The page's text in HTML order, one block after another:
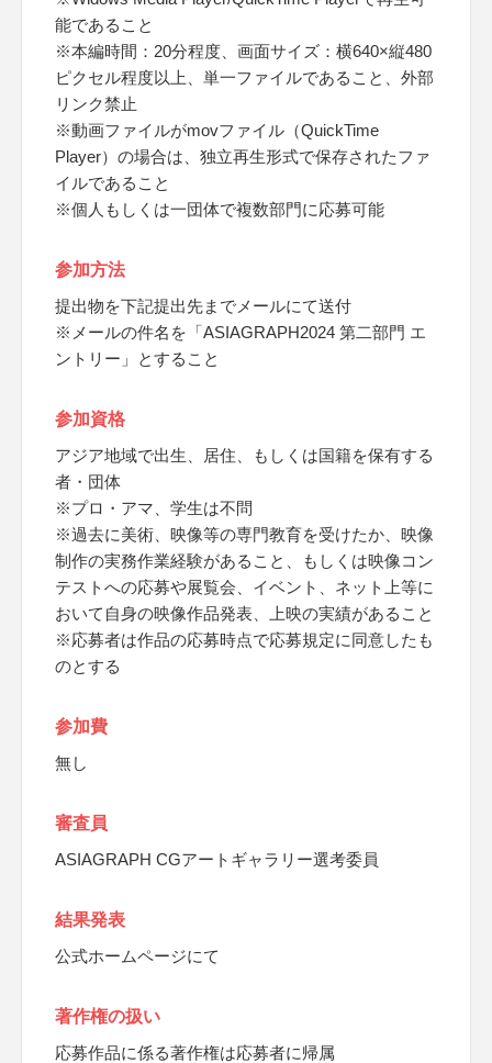
能であること
※本編時間：20分程度、画面サイズ：横640×縦480
ピクセル程度以上、単一ファイルであること、外部
リンク禁止
※動画ファイルがmovファイル（QuickTime
Player）の場合は、独立再生形式で保存されたファ
イルであること
※個人もしくは一団体で複数部門に応募可能
参加方法
提出物を下記提出先までメールにて送付
※メールの件名を「ASIAGRAPH2024 第二部門 エ
ントリー」とすること
参加資格
アジア地域で出生、居住、もしくは国籍を保有する
者・団体
※プロ・アマ、学生は不問
※過去に美術、映像等の専門教育を受けたか、映像
制作の実務作業経験があること、もしくは映像コン
テストへの応募や展覧会、イベント、ネット上等に
おいて自身の映像作品発表、上映の実績があること
※応募者は作品の応募時点で応募規定に同意したも
のとする
参加費
無し
審査員
ASIAGRAPH CGアートギャラリー選考委員
結果発表
公式ホームページにて
著作権の扱い
応募作品に係る著作権は応募者に帰属